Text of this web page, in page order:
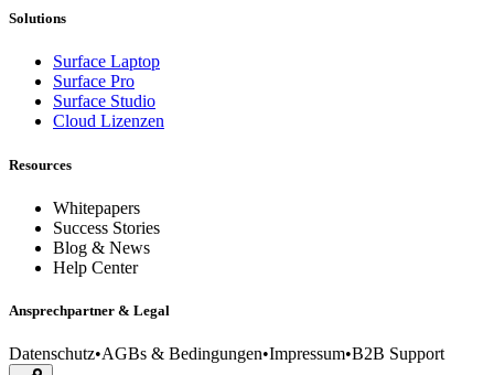
Solutions
Surface Laptop
Surface Pro
Surface Studio
Cloud Lizenzen
Resources
Whitepapers
Success Stories
Blog & News
Help Center
Ansprechpartner & Legal
Datenschutz•AGBs & Bedingungen•Impressum•B2B Support